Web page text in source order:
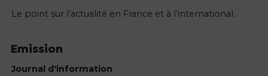
Le point sur l’actualité en France et à l’international.
Emission
Journal d'information